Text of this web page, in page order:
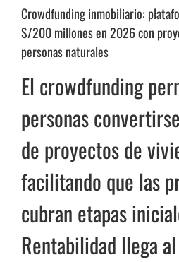
Crowdfunding inmobiliario:
S/200 millones en 2026 con
personas naturales
El crowdfunding
personas
de proyectos de
facilitando que las
cubran etapas
Rentabilidad llega